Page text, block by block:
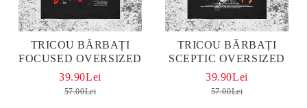
TRICOU BĂRBAȚI
FOCUSED OVERSIZED
39.90Lei
57.00Lei
TRICOU BĂRBAȚI
SCEPTIC OVERSIZED
39.90Lei
57.00Lei